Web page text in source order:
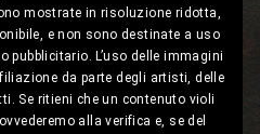
mostrate in risoluzione ridotta,
e non sono destinate a uso
pubblicitario. L’uso delle immagini
da parte degli artisti, delle
Se ritieni che un contenuto violi
alla verifica e, se del